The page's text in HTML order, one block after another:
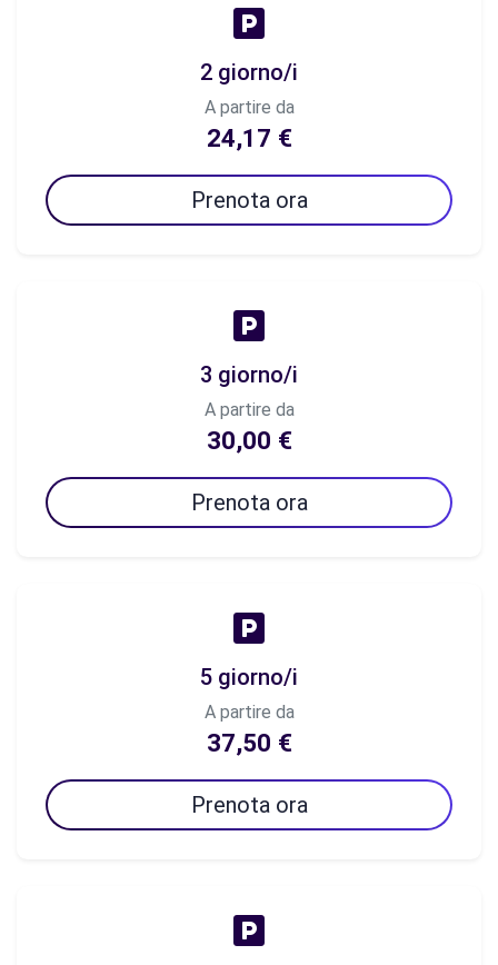
2 giorno/i
A partire da
24,17 €
Prenota ora
3 giorno/i
A partire da
30,00 €
Prenota ora
5 giorno/i
A partire da
37,50 €
Prenota ora